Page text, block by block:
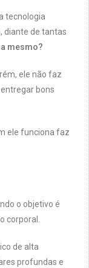
tecnologia
diante de tantas
mesmo?
ele não faz
bons
ele funciona faz
o objetivo é
corporal.
de alta
profundas e